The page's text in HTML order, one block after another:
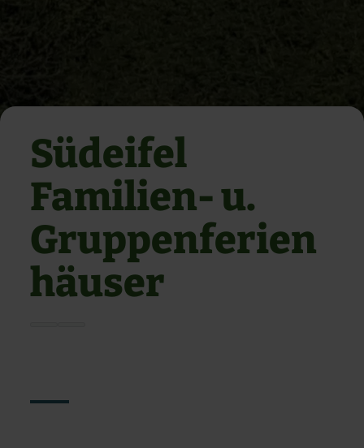
Südeifel
Familien- u.
Gruppenferien
häuser